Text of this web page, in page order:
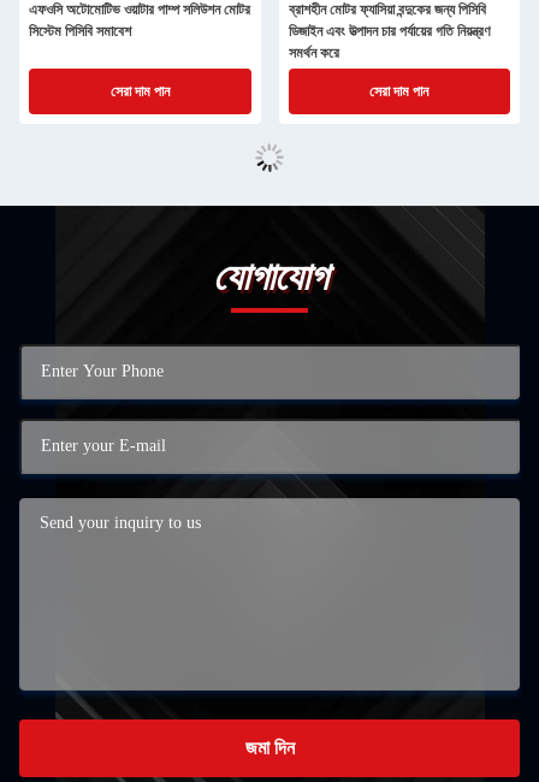
এফওসি অটোমোটিভ ওয়াটার পাম্প সলিউশন মোটর
সিস্টেম পিসিবি সমাবেশ
সেরা দাম পান
ব্রাশহীন মোটর ফ্যাসিয়া বন্দুকের জন্য পিসিবি
ডিজাইন এবং উত্পাদন চার পর্যায়ের গতি নিয়ন্ত্রণ
সমর্থন করে
সেরা দাম পান
যোগাযোগ
জমা দিন